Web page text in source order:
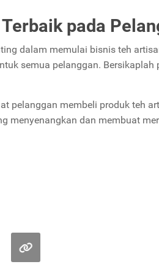
pada
dalam memulai bisnis teh
semua pelanggan.
pelanggan membeli produk teh
menyenangkan dan membuat